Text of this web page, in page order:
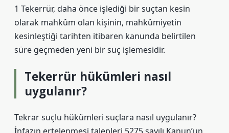
1 Tekerrür, daha önce işlediği bir suçtan kesin
olarak mahkûm olan kişinin, mahkûmiyetin
kesinleştiği tarihten itibaren kanunda belirtilen
süre geçmeden yeni bir suç işlemesidir.
Tekerrür hükümleri nasıl
uygulanır?
Tekrar suçlu hükümleri suçlara nasıl uygulanır?